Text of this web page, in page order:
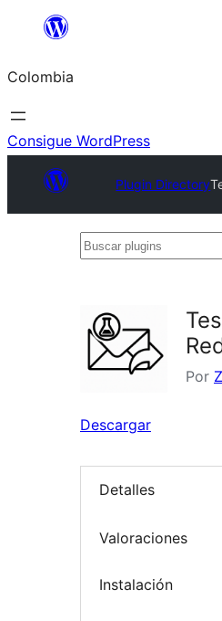
Saltar
contenido
Colombia
Consigue WordPress
Plugin Directory
Buscar
Por
Descargar
Detalles
Valoraciones
Instalación